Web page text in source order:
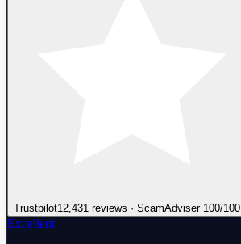
Trustpilot12,431 reviews · ScamAdviser 100/100
Excellent